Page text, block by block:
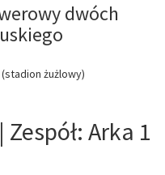
dwóch
(stadion żużlowy)
| Zespół: Arka 1